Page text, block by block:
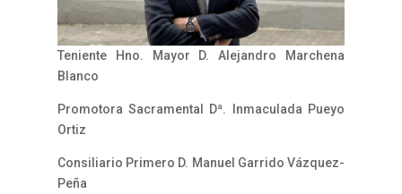
Teniente Hno. Mayor D. Alejandro Marchena
Blanco
Promotora Sacramental Dª. Inmaculada Pueyo
Ortiz
Consiliario Primero D. Manuel Garrido Vázquez-
Peña